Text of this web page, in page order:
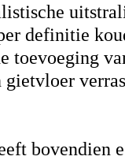
definitie
toevoeging
bovendien